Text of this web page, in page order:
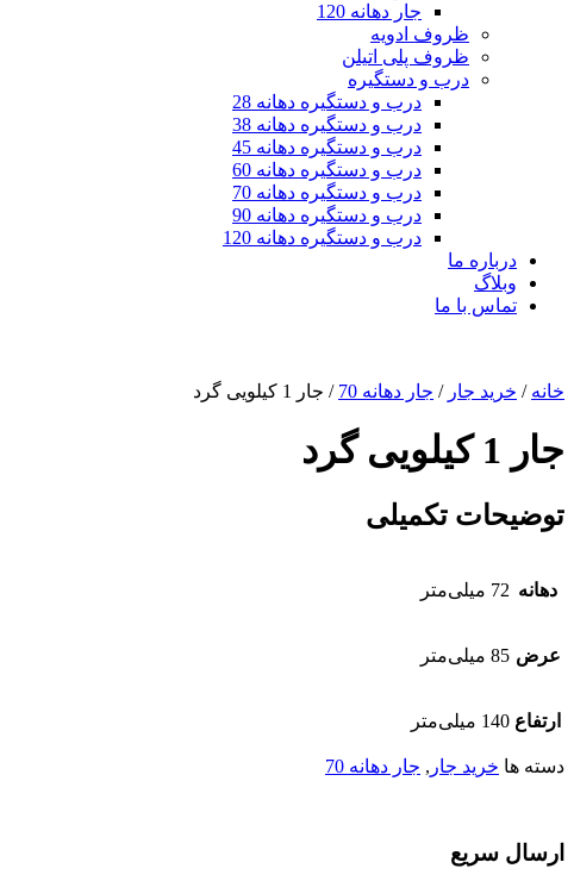
جار دهانه 120
ظروف ادویه
ظروف پلی اتیلن
درب و دستگیره
درب و دستگیره دهانه 28
درب و دستگیره دهانه 38
درب و دستگیره دهانه 45
درب و دستگیره دهانه 60
درب و دستگیره دهانه 70
درب و دستگیره دهانه 90
درب و دستگیره دهانه 120
درباره ما
وبلاگ
تماس با ما
خانه / خرید جار / جار دهانه 70 / جار 1 کیلویی گرد
جار 1 کیلویی گرد
توضیحات تکمیلی
دهانه‌ 72 میلی‌متر
عرض 85 میلی‌متر
ارتفاع 140 میلی‌متر
دسته ها خرید جار , جار دهانه 70
ارسال سریع